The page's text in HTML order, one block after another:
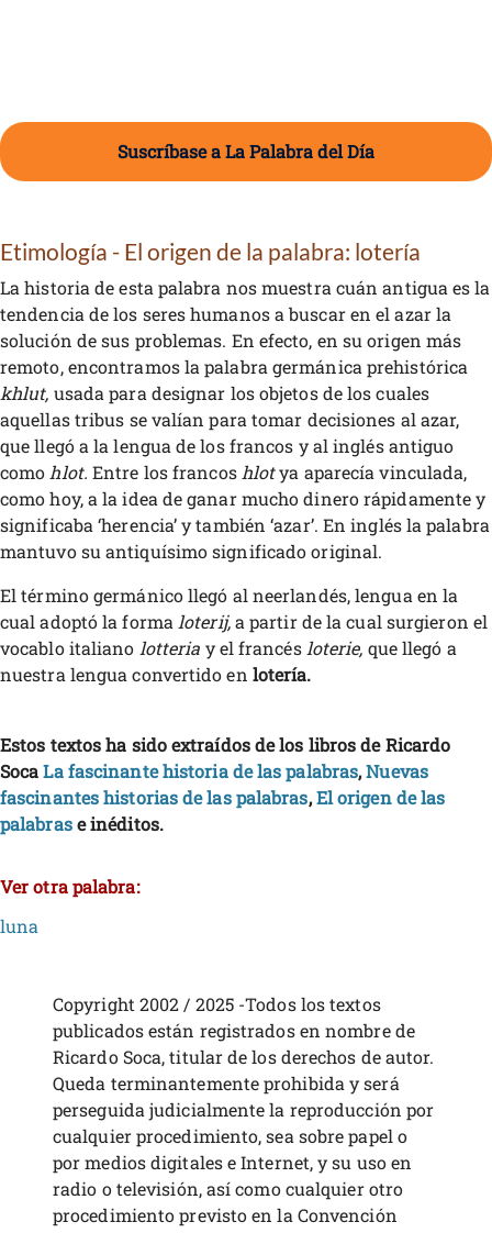
Suscríbase a La Palabra del Día
Etimología - El origen de la palabra: lotería
La historia de esta palabra nos muestra cuán antigua es la
tendencia de los seres humanos a buscar en el azar la
solución de sus problemas. En efecto, en su origen más
remoto, encontramos la palabra germánica prehistórica
khlut, usada para designar los objetos de los cuales
aquellas tribus se valían para tomar decisiones al azar,
que llegó a la lengua de los francos y al inglés antiguo
como hlot. Entre los francos hlotya aparecía vinculada,
como hoy, a la idea de ganar mucho dinero rápidamente y
significaba ‘herencia’ y también ‘azar’. En inglés la palabra
mantuvo su antiquísimo significado original.
El término germánico llegó al neerlandés, lengua en la
cual adoptó la forma loterij,a partir de la cual surgieron el
vocablo italiano lotteria y el francés loterie, que llegó a
nuestra lengua convertido en lotería.
Estos textos ha sido extraídos de los libros de Ricardo
SocaLa fascinante historia de las palabras,Nuevas
fascinantes historias de las palabras,El origen de las
palabrase inéditos.
Ver otra palabra:
luna
Copyright 2002 / 2025 -Todos los textos
publicados están registrados en nombre de
Ricardo Soca, titular de los derechos de autor.
Queda terminantemente prohibida y será
perseguida judicialmente la reproducción por
cualquier procedimiento, sea sobre papel o
por medios digitales e Internet, y su uso en
radio o televisión, así como cualquier otro
procedimiento previsto en la Convención